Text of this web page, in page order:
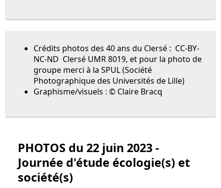
Crédits photos des 40 ans du Clersé : CC-BY-
NC-ND Clersé UMR 8019, et pour la photo de
groupe merci à la SPUL (Société
Photographique des Universités de Lille)
Graphisme/visuels : © Claire Bracq
PHOTOS du 22 juin 2023 -
Journée d'étude écologie(s) et
société(s)